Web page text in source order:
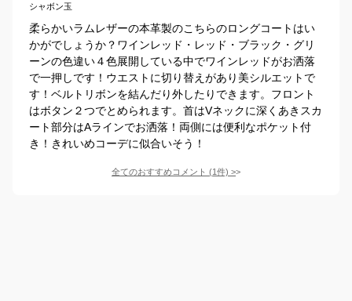
シャボン玉
柔らかいラムレザーの本革製のこちらのロングコートはい
かがでしょうか？ワインレッド・レッド・ブラック・グリ
ーンの色違い４色展開している中でワインレッドがお洒落
で一押しです！ウエストに切り替えがあり美シルエットで
す！ベルトリボンを結んだり外したりできます。フロント
はボタン２つでとめられます。首はVネックに深くあきスカ
ート部分はAラインでお洒落！両側には便利なポケット付
き！きれいめコーデに似合いそう！
全てのおすすめコメント (1件) >